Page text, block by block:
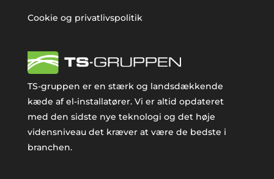
Cookie og privatlivspolitik
TS-gruppen er en stærk og landsdækkende
kæde af el-installatører. Vi er altid opdateret
med den sidste nye teknologi og det høje
vidensniveau det kræver at være de bedste i
branchen.